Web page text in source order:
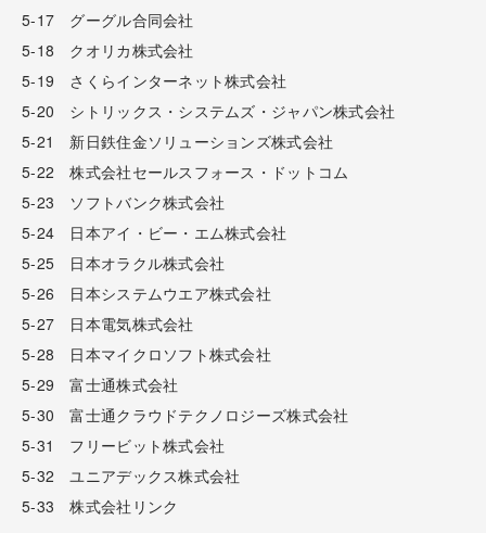
5-17 グーグル合同会社
5-18 クオリカ株式会社
5-19 さくらインターネット株式会社
5-20 シトリックス・システムズ・ジャパン株式会社
5-21 新日鉄住金ソリューションズ株式会社
5-22 株式会社セールスフォース・ドットコム
5-23 ソフトバンク株式会社
5-24 日本アイ・ビー・エム株式会社
5-25 日本オラクル株式会社
5-26 日本システムウエア株式会社
5-27 日本電気株式会社
5-28 日本マイクロソフト株式会社
5-29 富士通株式会社
5-30 富士通クラウドテクノロジーズ株式会社
5-31 フリービット株式会社
5-32 ユニアデックス株式会社
5-33 株式会社リンク